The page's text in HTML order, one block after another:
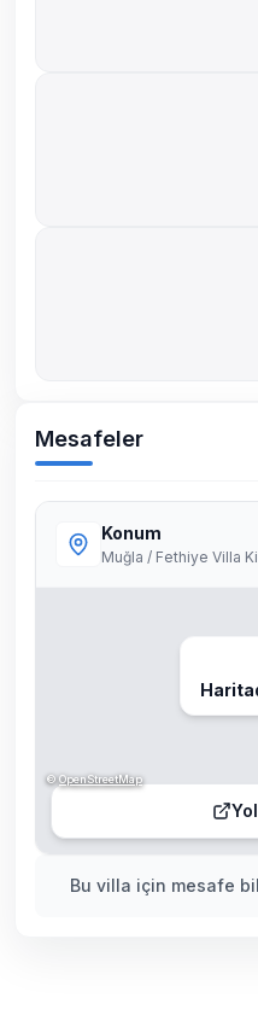
Mesafeler
Bu villa için mesafe
Konum
Muğla / Fethiye Villa
©OpenStreetMap